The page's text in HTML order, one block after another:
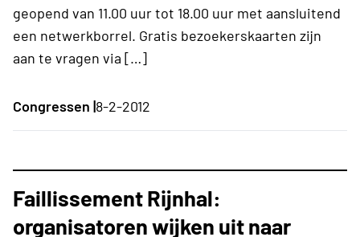
geopend van 11.00 uur tot 18.00 uur met aansluitend
een netwerkborrel. Gratis bezoekerskaarten zijn
aan te vragen via […]
Congressen |8-2-2012
Faillissement Rijnhal:
organisatoren wijken uit naar